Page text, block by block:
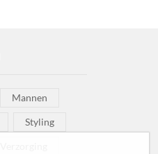
Mannen
Styling